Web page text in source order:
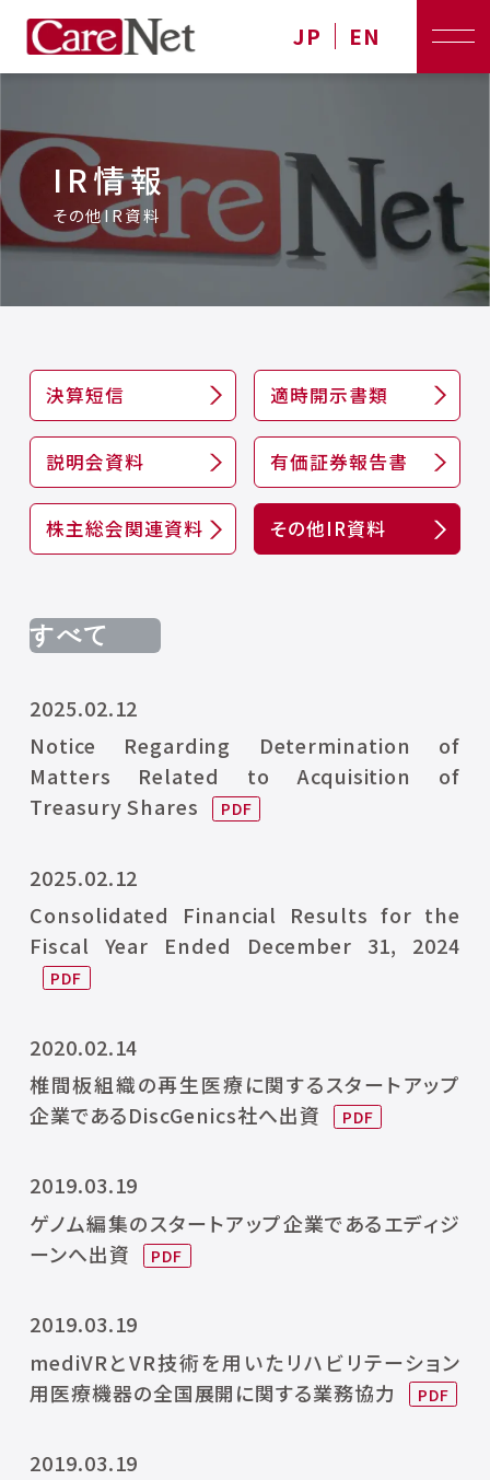
JP EN
IR情報
その他IR資料
決算短信 適時開示書類
説明会資料 有価証券報告書
株主総会関連資料 その他IR資料
2025.02.12
Notice Regarding Determination of
Matters Related to Acquisition of
Treasury Shares
2025.02.12
Consolidated Financial Results for the
Fiscal Year Ended December 31, 2024
2020.02.14
椎間板組織の再生医療に関するスタートアップ
企業であるDiscGenics社へ出資
2019.03.19
ゲノム編集のスタートアップ企業であるエディジ
ーンへ出資
2019.03.19
mediVRとVR技術を用いたリハビリテーション
用医療機器の全国展開に関する業務協力
2019.03.19